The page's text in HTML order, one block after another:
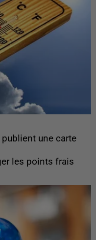
publient une carte
les points frais